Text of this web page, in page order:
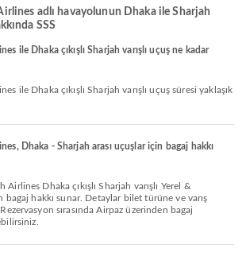
adlı havayolunun Dhaka ile Sharjah
SSS
ile Dhaka çıkışlı Sharjah varışlı uçuş ne kadar
Dhaka - Sharjah arası uçuşlar için bagaj hakkı
bagaj hakkı sunar. Detaylar bilet türüne ve varış
sırasında Airpaz üzerinden bagaj